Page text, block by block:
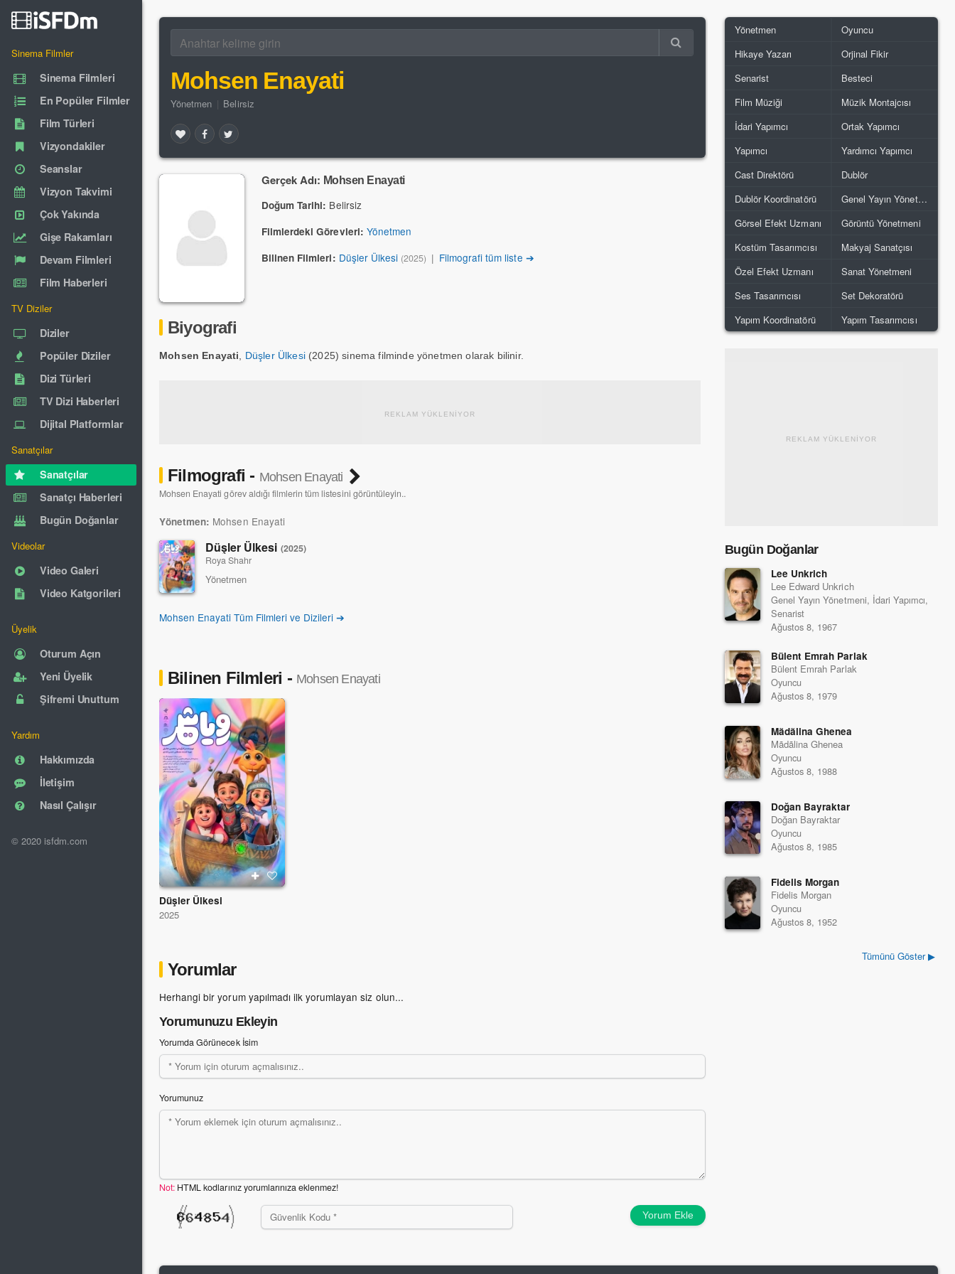
Sinema Filmler
Sinema Filmleri
En Popüler Filmler
Film Türleri
Vizyondakiler
Seanslar
Vizyon Takvimi
Çok Yakında
Gişe Rakamları
Devam Filmleri
Film Haberleri
TV Diziler
Diziler
Popüler Diziler
Dizi Türleri
TV Dizi Haberleri
Dijital Platformlar
Sanatçılar
Sanatçılar
Sanatçı Haberleri
Bugün Doğanlar
Videolar
Video Galeri
Video Katgorileri
Üyelik
Oturum Açın
Yeni Üyelik
Şifremi Unuttum
Yardım
Hakkımızda
İletişim
Nasıl Çalışır
© 2020 isfdm.com
Mohsen Enayati
Yönetmen Belirsiz
Gerçek Adı: Mohsen Enayati
Doğum Tarihi: Belirsiz
Filmlerdeki Görevleri: Yönetmen
Bilinen Filmleri: Düşler Ülkesi (2025) | Filmografi tüm liste ➔
Biyografi
Mohsen Enayati Düşler Ülkesi(2025) sinema filminde yönetmen olarak bilinir.
REKLAM YÜKLENİYOR
Filmografi - Mohsen Enayati
Mohsen Enayati görev aldığı filmlerin tüm listesini görüntüleyin..
Yönetmen: Mohsen Enayati
Düşler Ülkesi (2025)
Roya Shahr
Yönetmen
Mohsen Enayati Tüm Filmleri ve Dizileri ➔
Bilinen Filmleri - Mohsen Enayati
Düşler Ülkesi
2025
Yorumlar
Herhangi bir yorum yapılmadı ilk yorumlayan siz olun...
Yorumunuzu Ekleyin
Yorumda Görünecek İsim
Yorumunuz
Not: HTML kodlarınız yorumlarınıza eklenmez!
Yorum Ekle
Yönetmen
Oyuncu
Hikaye Yazarı
Orjinal Fikir
Senarist
Besteci
Film Müziği
Müzik Montajcısı
İdari Yapımcı
Ortak Yapımcı
Yapımcı
Yardımcı Yapımcı
Cast Direktörü
Dublör
Dublör Koordinatörü
Genel Yayın Yönetmeni
Görsel Efekt Uzmanı
Görüntü Yönetmeni
Kostüm Tasarımcısı
Makyaj Sanatçısı
Özel Efekt Uzmanı
Sanat Yönetmeni
Ses Tasarımcısı
Set Dekoratörü
Yapım Koordinatörü
Yapım Tasarımcısı
REKLAM YÜKLENİYOR
Bugün Doğanlar
Lee Unkrich
Lee Edward Unkrich
Genel Yayın Yönetmeni, İdari Yapımcı,
Senarist
Ağustos 8, 1967
Bülent Emrah Parlak
Bülent Emrah Parlak
Oyuncu
Ağustos 8, 1979
Mãdãlina Ghenea
Mãdãlina Ghenea
Oyuncu
Ağustos 8, 1988
Doğan Bayraktar
Doğan Bayraktar
Oyuncu
Ağustos 8, 1985
Fidelis Morgan
Fidelis Morgan
Oyuncu
Ağustos 8, 1952
Tümünü Göster ▶